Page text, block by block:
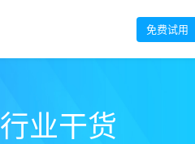
免费试用
行业干货